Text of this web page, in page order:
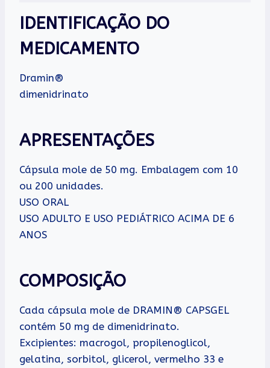
IDENTIFICAÇÃO DO
MEDICAMENTO
Dramin®
dimenidrinato
APRESENTAÇÕES
Cápsula mole de 50 mg. Embalagem com 10
ou 200 unidades.
USO ORAL
USO ADULTO E USO PEDIÁTRICO ACIMA DE 6
ANOS
COMPOSIÇÃO
Cada cápsula mole de DRAMIN® CAPSGEL
contém 50 mg de dimenidrinato.
Excipientes: macrogol, propilenoglicol,
gelatina, sorbitol, glicerol, vermelho 33 e